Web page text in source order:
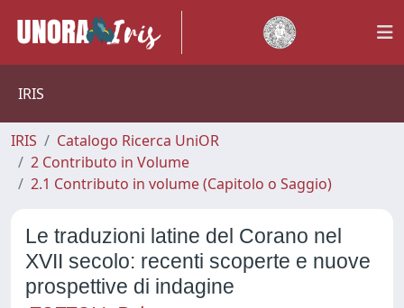
IRIS
IRIS
Catalogo Ricerca UniOR
2 Contributo in Volume
2.1 Contributo in volume (Capitolo o Saggio)
Le traduzioni latine del Corano nel
XVII secolo: recenti scoperte e nuove
prospettive di indagine